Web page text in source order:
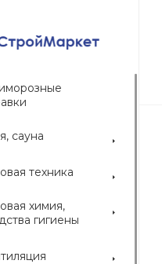
сауна
техника
химия,
гигиены